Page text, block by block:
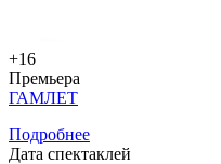
+16
Премьера
ГАМЛЕТ
Подробнее
Дата спектаклей